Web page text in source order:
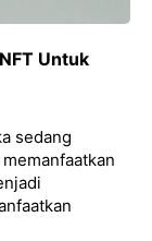
Untuk
sedang